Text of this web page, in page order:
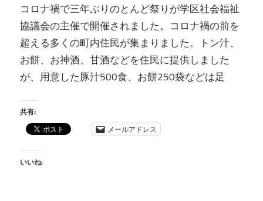
コロナ禍で三年ぶりのとんど祭りが学区社会福祉
協議会の主催で開催されました。コロナ禍の前を
超える多くの町内住民が集まりました。トン汁、
お餅、お神酒、甘酒などを住民に提供しました
が、用意した豚汁500食、お餅250袋などは足
共有:
メールアドレス
いいね: